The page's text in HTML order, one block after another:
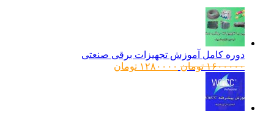
دوره کامل آموزش تجهیزات برقی صنعتی
۱۶۰۰۰۰۰ تومانقیمت
۱۲۸۰۰۰۰ تومانقیمت